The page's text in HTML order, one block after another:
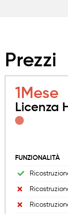
Prezzi
1 Mese
Licenza
FUNZIONALITÀ